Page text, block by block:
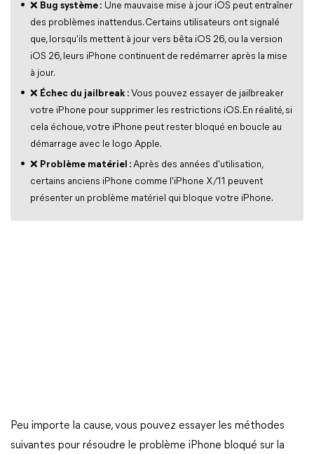
❌ Bug système : Une mauvaise mise à jour iOS peut entraîner
des problèmes inattendus. Certains utilisateurs ont signalé
que, lorsqu'ils mettent à jour vers bêta iOS 26, ou la version
iOS 26, leurs iPhone continuent de redémarrer après la mise
à jour.
❌ Échec du jailbreak : Vous pouvez essayer de jailbreaker
votre iPhone pour supprimer les restrictions iOS. En réalité, si
cela échoue, votre iPhone peut rester bloqué en boucle au
démarrage avec le logo Apple.
❌ Problème matériel : Après des années d'utilisation,
certains anciens iPhone comme l'iPhone X/11 peuvent
présenter un problème matériel qui bloque votre iPhone.
Peu importe la cause, vous pouvez essayer les méthodes
suivantes pour résoudre le problème iPhone bloqué sur la